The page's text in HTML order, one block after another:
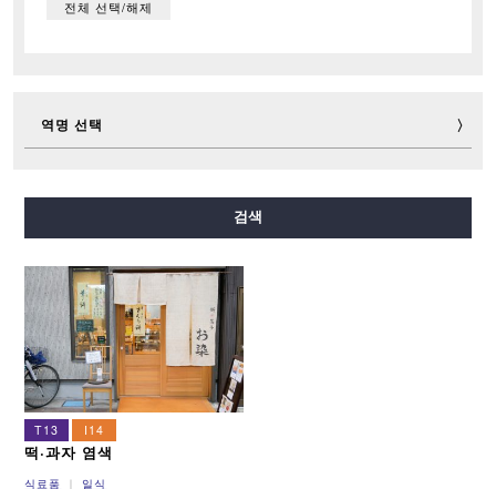
전체 선택/해제
역명 선택
사카이스지선
이마자토스지선 뉴트램
검색
T13 I14
떡·과자 염색
식료품 일식